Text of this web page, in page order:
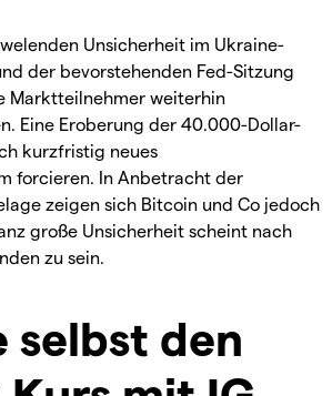
Unsicherheit im Ukraine-
der bevorstehenden Fed-Sitzung
Marktteilnehmer weiterhin
Eine Eroberung der 40.000-Dollar-
kurzfristig neues
forcieren. In Anbetracht der
zeigen sich Bitcoin und Co jedoch
große Unsicherheit scheint nach
zu sein.
selbst den